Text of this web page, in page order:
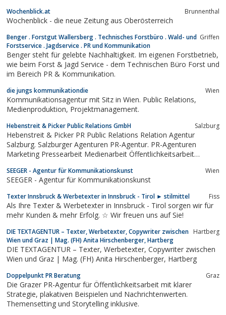
Wochenblick.at Brunnenthal
Wochenblick - die neue Zeitung aus Oberösterreich
Benger . Forstgut Wallersberg . Technisches Forstbüro . Wald- und
Forstservice . Jagdservice . PR und Kommunikation
Griffen
Benger steht für gelebte Nachhaltigkeit. Im eigenen Forstbetrieb,
wie beim Forst & Jagd Service - dem Technischen Büro Forst und
im Bereich PR & Kommunikation.
die jungs kommunikationdie Wien
Kommunikationsagentur mit Sitz in Wien. Public Relations,
Medienproduktion, Projektmanagement.
Hebenstreit & Picker Public Relations GmbH Salzburg
Hebenstreit & Picker PR Public Relations Relation Agentur
Salzburg. Salzburger Agenturen PR-Agentur. PR-Agenturen
Marketing Pressearbeit Medienarbeit Öffentlichkeitsarbeit
SEEGER - Agentur für Kommunikationskunst Wien
SEEGER - Agentur für Kommunikationskunst
Texter Innsbruck & Werbetexter in Innsbruck - Tirol ► stilmittel Fiss
Als Ihre Texter & Werbetexter in Innsbruck - Tirol sorgen wir für
mehr Kunden & mehr Erfolg. ☆ Wir freuen uns auf Sie!
DIE TEXTAGENTUR – Texter, Werbetexter, Copywriter zwischen
Wien und Graz | Mag. (FH) Anita Hirschenberger, Hartberg
Hartberg
DIE TEXTAGENTUR – Texter, Werbetexter, Copywriter zwischen
Wien und Graz | Mag. (FH) Anita Hirschenberger, Hartberg
Doppelpunkt PR Beratung Graz
Die Grazer PR-Agentur für Öffentlichkeitsarbeit mit klarer
Strategie, plakativen Beispielen und Nachrichtenwerten.
Themensetting und Storytelling inklusive.